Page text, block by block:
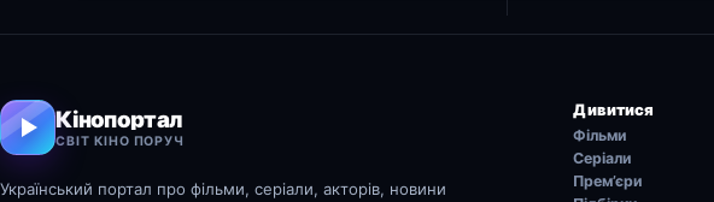
Кінопортал
СВІТ КІНО ПОРУЧ
Український портал про фільми, серіали, акторів, новини
Дивитися
Фільми
Серіали
Прем’єри